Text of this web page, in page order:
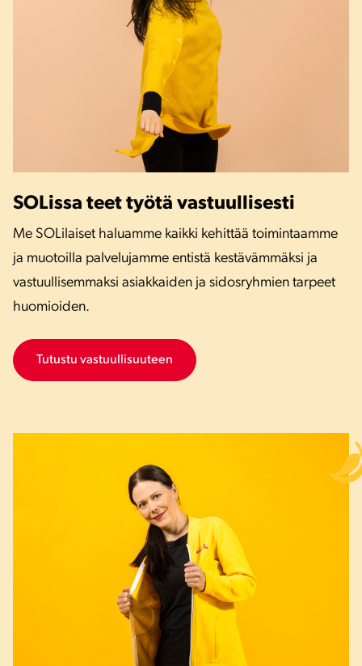
SOLissa teet työtä vastuullisesti
Me SOLilaiset haluamme kaikki kehittää toimintaamme
ja muotoilla palvelujamme entistä kestävämmäksi ja
vastuullisemmaksi asiakkaiden ja sidosryhmien tarpeet
huomioiden.
Tutustu vastuullisuuteen